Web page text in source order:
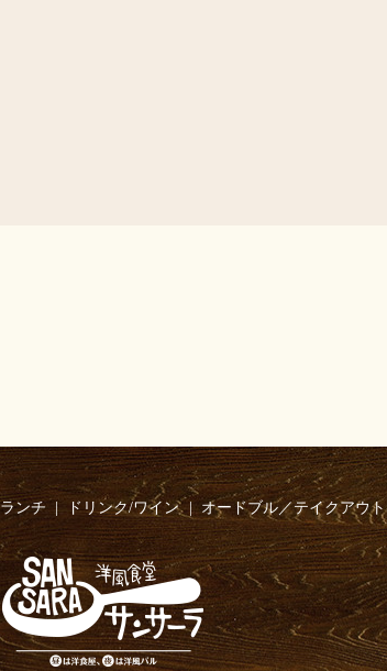
ランチ ドリンク/ワイン オードブル／テイクアウト